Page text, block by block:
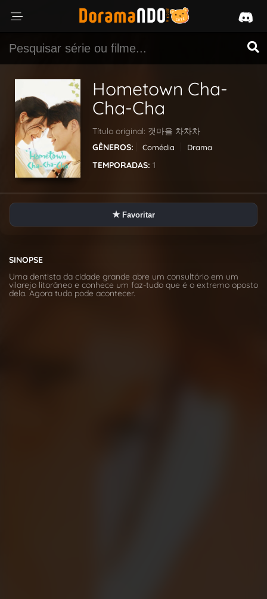
Hometown Cha-
Cha-Cha
Título original: 갯마을 차차차
GÊNEROS:
Comédia Drama
TEMPORADAS: 1
★Favoritar
SINOPSE
Uma dentista da cidade grande abre um consultório em um
vilarejo litorâneo e conhece um faz-tudo que é o extremo oposto
dela. Agora tudo pode acontecer.